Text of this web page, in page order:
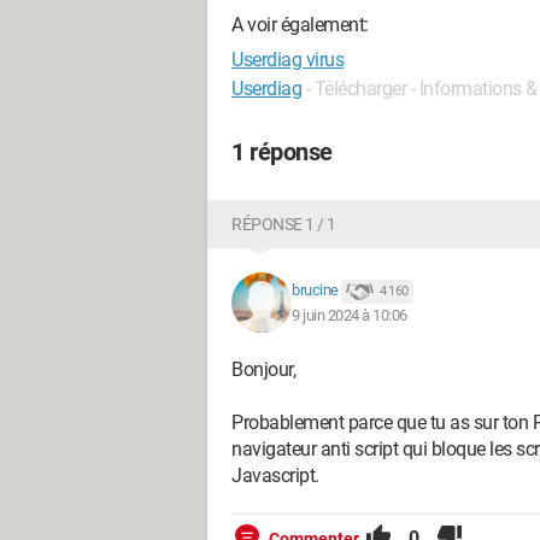
A voir également:
Userdiag virus
Userdiag - Télécharger - Informations
1 réponse
RÉPONSE 1 / 1
brucine 4 160
9 juin 2024 à 10:06
Bonjour,
Probablement parce que tu as sur ton
navigateur anti script qui bloque les
Javascript.